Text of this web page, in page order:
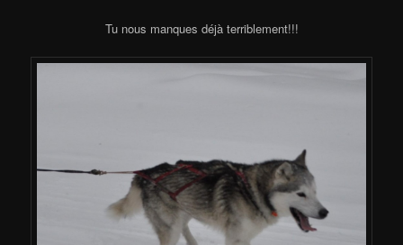
Tu nous manques déjà terriblement!!!